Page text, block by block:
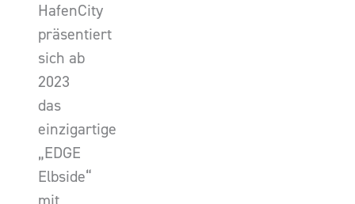
HafenCity
präsentiert
sich ab
2023
das
einzigartige
„EDGE
Elbside“